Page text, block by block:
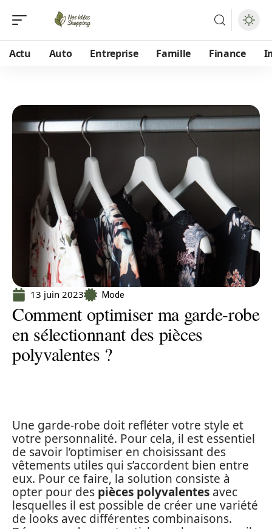
Actu Auto Entreprise Famille Finance
13 juin 2023 Mode
Comment optimiser ma garde-robe
en sélectionnant des pièces
polyvalentes ?
Une garde-robe doit refléter votre style et
votre personnalité. Pour cela, il est essentiel
de savoir l’optimiser en choisissant des
vêtements utiles qui s’accordent bien entre
eux. Pour ce faire, la solution consiste à
opter pour des pièces polyvalentes avec
lesquelles il est possible de créer une variété
de looks avec différentes combinaisons.